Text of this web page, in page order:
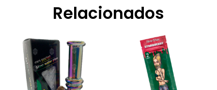
Relacionados